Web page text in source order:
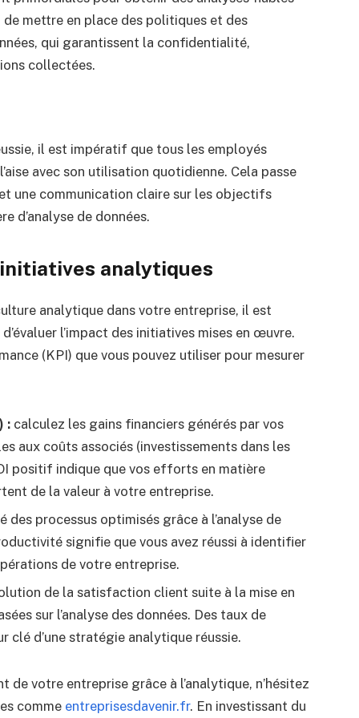
mettre en place des politiques et des
qui garantissent la confidentialité,
collectées.
il est impératif que tous les employés
avec son utilisation quotidienne. Cela passe
une communication claire sur les objectifs
d’analyse de données.
analytiques
analytique dans votre entreprise, il est
l’impact des initiatives mises en œuvre.
(KPI) que vous pouvez utiliser pour mesurer
:calculez les gains financiers générés par vos
aux coûts associés (investissements dans les
positif indique que vos efforts en matière
de la valeur à votre entreprise.
des processus optimisés grâce à l’analyse de
signifie que vous avez réussi à identifier
de votre entreprise.
de la satisfaction client suite à la mise en
sur l’analyse des données. Des taux de
d’une stratégie analytique réussie.
votre entreprise grâce à l’analytique, n’hésitez
comme entreprisesdavenir.fr. En investissant du